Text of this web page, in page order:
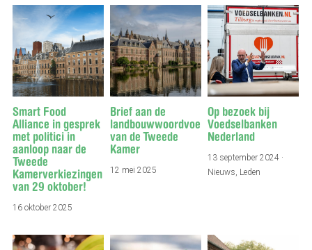
Smart Food
Alliance in gesprek
met politici in
aanloop naar de
Tweede
Kamerverkiezingen
van 29 oktober!
16 oktober 2025
Brief aan de
landbouwwoordvoerders
van de Tweede
Kamer
12 mei 2025
Op bezoek bij
Voedselbanken
Nederland
13 september 2024·
Nieuws, Leden